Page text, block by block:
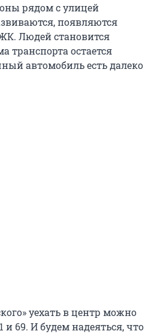
рядом с улицей
появляются
Людей становится
транспорта остается
автомобиль есть далеко
уехать в центр можно
69. И будем надеяться, что